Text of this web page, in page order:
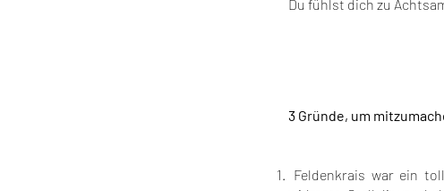
Du fühlst dich zu
3 Gründe, um
Feldenkrais war ein